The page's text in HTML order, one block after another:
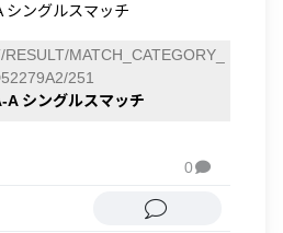
シングルスマッチ
MATCH_CATEGORY_
251
A シングルスマッチ
0